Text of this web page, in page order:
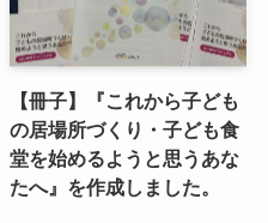
【冊子】『これから子ども
の居場所づくり・子ども食
堂を始めるようと思うあな
たへ』を作成しました。